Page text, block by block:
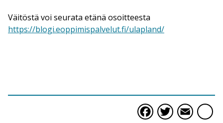
Väitöstä voi seurata etänä osoitteesta
https://blogi.eoppimispalvelut.fi/ulapland/
Facebook